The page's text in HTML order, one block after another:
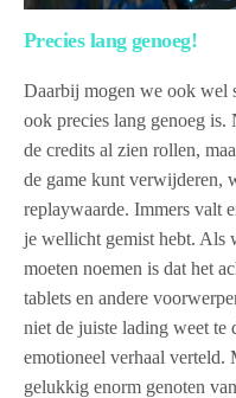
Precies lang genoeg!
Daarbij mogen we ook wel
ook precies lang genoeg is.
de credits al zien rollen,
de game kunt verwijderen,
replaywaarde. Immers valt
je wellicht gemist hebt. Als
moeten noemen is dat het
tablets en andere
niet de juiste lading weet te
emotioneel verhaal verteld.
gelukkig enorm genoten